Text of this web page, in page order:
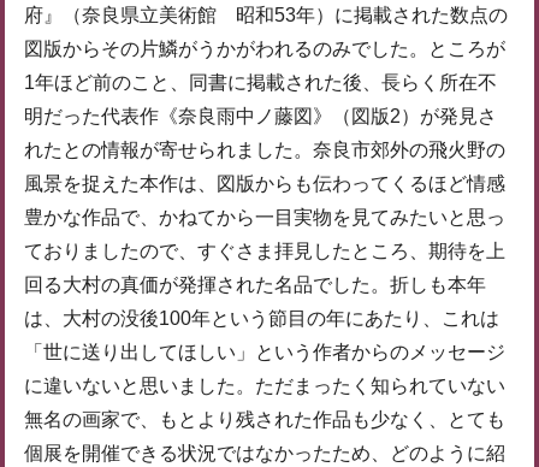
府』（奈良県立美術館 昭和53年）に掲載された数点の
図版からその片鱗がうかがわれるのみでした。ところが
1年ほど前のこと、同書に掲載された後、長らく所在不
明だった代表作《奈良雨中ノ藤図》（図版2）が発見さ
れたとの情報が寄せられました。奈良市郊外の飛火野の
風景を捉えた本作は、図版からも伝わってくるほど情感
豊かな作品で、かねてから一目実物を見てみたいと思っ
ておりましたので、すぐさま拝見したところ、期待を上
回る大村の真価が発揮された名品でした。折しも本年
は、大村の没後100年という節目の年にあたり、これは
「世に送り出してほしい」という作者からのメッセージ
に違いないと思いました。ただまったく知られていない
無名の画家で、もとより残された作品も少なく、とても
個展を開催できる状況ではなかったため、どのように紹